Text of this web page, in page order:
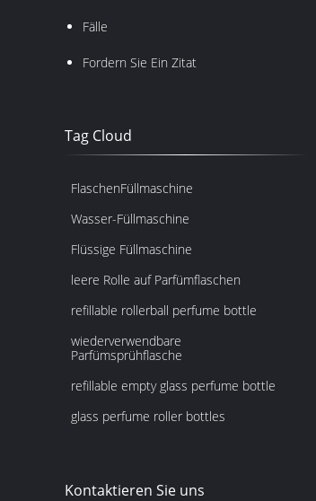
Fälle
Fordern Sie Ein Zitat
Tag Cloud
FlaschenFüllmaschine
Wasser-Füllmaschine
Flüssige Füllmaschine
leere Rolle auf Parfümflaschen
refillable rollerball perfume bottle
wiederverwendbare
Parfümsprühflasche
refillable empty glass perfume bottle
glass perfume roller bottles
Kontaktieren Sie uns